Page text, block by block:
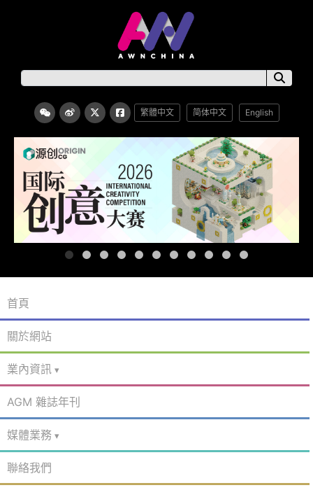
繁體中文 简体中文 English
首頁
關於網站
業內資訊
AGM 雜誌年刊
媒體業務
聯絡我們